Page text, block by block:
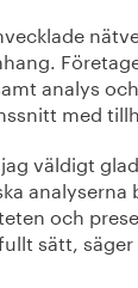
analys
med
väldigt
analyserna
och
sätt, säger